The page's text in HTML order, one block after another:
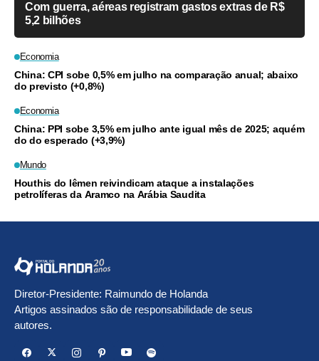
Com guerra, aéreas registram gastos extras de R$
5,2 bilhões
Economia
China: CPI sobe 0,5% em julho na comparação anual; abaixo
do previsto (+0,8%)
Economia
China: PPI sobe 3,5% em julho ante igual mês de 2025; aquém
do do esperado (+3,9%)
Mundo
Houthis do Iêmen reivindicam ataque a instalações
petrolíferas da Aramco na Arábia Saudita
Diretor-Presidente: Raimundo de Holanda
Artigos assinados são de responsabilidade de seus
autores.